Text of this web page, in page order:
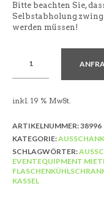
Bitte beachten Sie,
Selbstabholung
werden müssen!
inkl. 19 % MwSt.
ARTIKELNUMMER:38996
KATEGORIE:
SCHLAGWÖRTER:
EVENTEQUIPMENT
KASSEL